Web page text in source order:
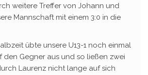
weitere Treffer von Johann und
Mannschaft mit einem 3:0 in die
übte unsere U13-1 noch einmal
den Gegner aus und so ließen zwei
Laurenz nicht lange auf sich